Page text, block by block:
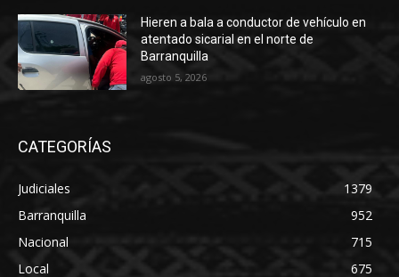
Hieren a bala a conductor de vehículo en
atentado sicarial en el norte de
Barranquilla
agosto 5, 2026
CATEGORÍAS
Judiciales
1379
Barranquilla
952
Nacional
715
Local
675